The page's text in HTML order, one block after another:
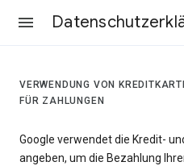
VERWENDUNG VON
FÜR ZAHLUNGEN
Google verwendet die Kredit-
angeben, um die Bezahlung